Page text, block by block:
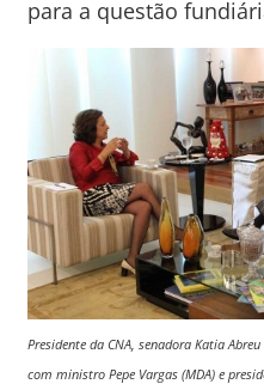
para a questão
Presidente da CNA, senadora Katia
com ministro Pepe Vargas (MDA) e